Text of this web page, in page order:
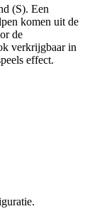
(S). Een
komen uit de
de
verkrijgbaar in
effect.